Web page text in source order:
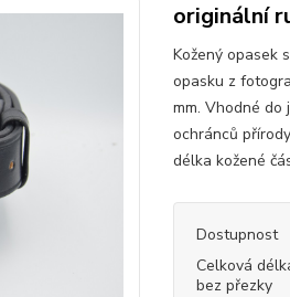
originální
Kožený opasek
opasku z
mm. Vhodné do
ochránců
délka kožené
Dostupnost
Celková
bez přezky